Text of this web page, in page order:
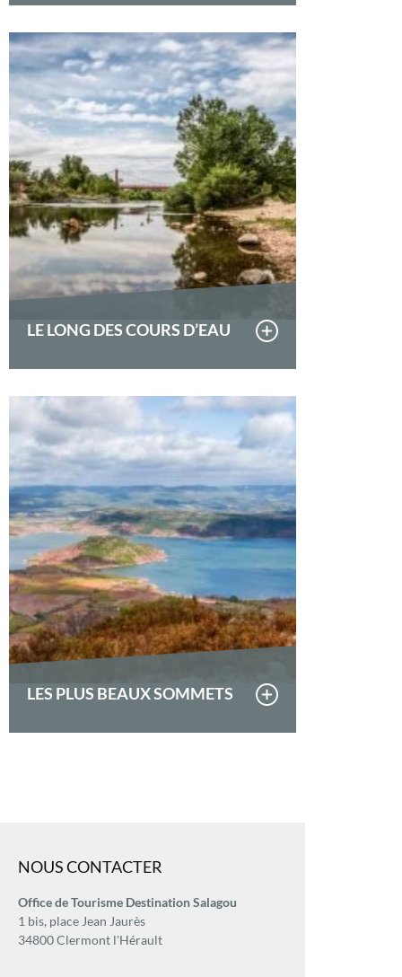
LE LONG DES COURS D’EAU
LES PLUS BEAUX SOMMETS
NOUS CONTACTER
Office de Tourisme Destination Salagou
1 bis, place Jean Jaurès
34800 Clermont l'Hérault